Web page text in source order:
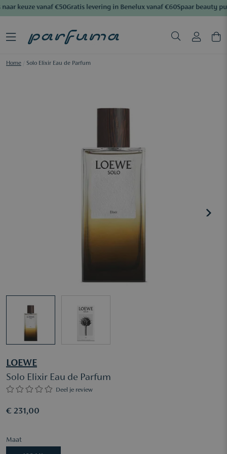
keuze vanaf €50Gratis levering in Benelux vanaf €60Spaar beauty
Home Solo Elixir Eau de Parfum
LOEWE
Solo Elixir Eau de Parfum
Deel je review
€ 231,00
Maat